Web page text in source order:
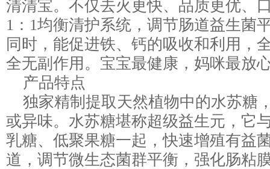
清清宝。不仅去火更快、品质更优、
1：1均衡清护系统，调节肠道益生菌
同时，能促进铁、钙的吸收和利用，
全无副作用。宝宝最健康，妈咪最放
产品特点
独家精制提取天然植物中的水苏糖
或异味。水苏糖堪称超级益生元，它
乳糖、低聚果糖一起，快速增殖有益
道，调节微生态菌群平衡，强化肠粘